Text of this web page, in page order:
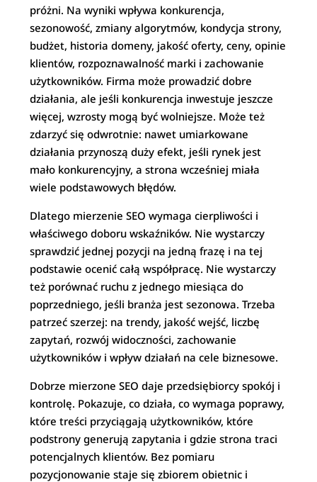
próżni. Na wyniki wpływa konkurencja,
sezonowość, zmiany algorytmów, kondycja strony,
budżet, historia domeny, jakość oferty, ceny, opinie
klientów, rozpoznawalność marki i zachowanie
użytkowników. Firma może prowadzić dobre
działania, ale jeśli konkurencja inwestuje jeszcze
więcej, wzrosty mogą być wolniejsze. Może też
zdarzyć się odwrotnie: nawet umiarkowane
działania przynoszą duży efekt, jeśli rynek jest
mało konkurencyjny, a strona wcześniej miała
wiele podstawowych błędów.
Dlatego mierzenie SEO wymaga cierpliwości i
właściwego doboru wskaźników. Nie wystarczy
sprawdzić jednej pozycji na jedną frazę i na tej
podstawie ocenić całą współpracę. Nie wystarczy
też porównać ruchu z jednego miesiąca do
poprzedniego, jeśli branża jest sezonowa. Trzeba
patrzeć szerzej: na trendy, jakość wejść, liczbę
zapytań, rozwój widoczności, zachowanie
użytkowników i wpływ działań na cele biznesowe.
Dobrze mierzone SEO daje przedsiębiorcy spokój i
kontrolę. Pokazuje, co działa, co wymaga poprawy,
które treści przyciągają użytkowników, które
podstrony generują zapytania i gdzie strona traci
potencjalnych klientów. Bez pomiaru
pozycjonowanie staje się zbiorem obietnic i